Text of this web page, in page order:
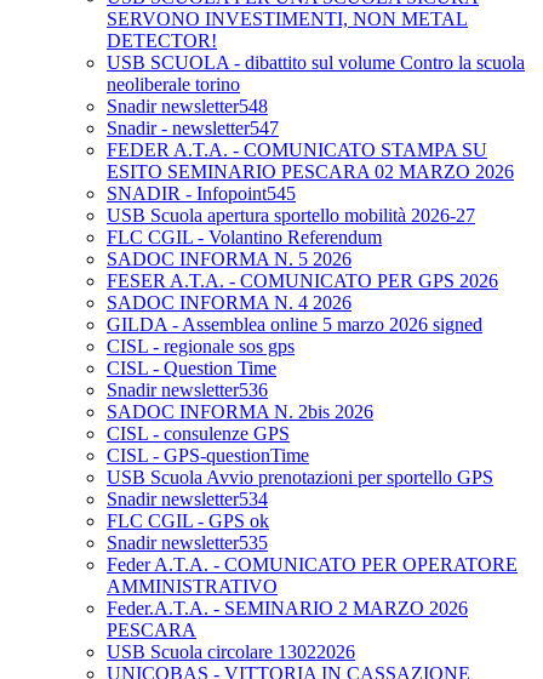
SERVONO INVESTIMENTI, NON METAL
DETECTOR!
USB SCUOLA - dibattito sul volume Contro la scuola
neoliberale torino
Snadir newsletter548
Snadir - newsletter547
FEDER A.T.A. - COMUNICATO STAMPA SU
ESITO SEMINARIO PESCARA 02 MARZO 2026
SNADIR - Infopoint545
USB Scuola apertura sportello mobilità 2026-27
FLC CGIL - Volantino Referendum
SADOC INFORMA N. 5 2026
FESER A.T.A. - COMUNICATO PER GPS 2026
SADOC INFORMA N. 4 2026
GILDA - Assemblea online 5 marzo 2026 signed
CISL - regionale sos gps
CISL - Question Time
Snadir newsletter536
SADOC INFORMA N. 2bis 2026
CISL - consulenze GPS
CISL - GPS-questionTime
USB Scuola Avvio prenotazioni per sportello GPS
Snadir newsletter534
FLC CGIL - GPS ok
Snadir newsletter535
Feder A.T.A. - COMUNICATO PER OPERATORE
AMMINISTRATIVO
Feder.A.T.A. - SEMINARIO 2 MARZO 2026
PESCARA
USB Scuola circolare 13022026
UNICOBAS - VITTORIA IN CASSAZIONE